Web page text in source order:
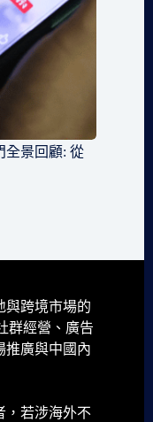
全景回顧: 從
與跨境市場的
群經營、廣告
推廣與中國內
，若涉海外不